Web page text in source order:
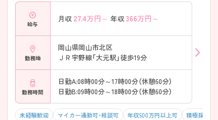
給与
月収 27.4万円～ 年収 366万円～
勤務地
岡山県岡山市北区
ＪＲ宇野線「大元駅」徒歩19分
勤務時間
日勤A:08時00分～17時00分（休憩60分）
日勤B:09時00分～18時00分（休憩60分）
未経験歓迎 マイカー通勤可・相談可 年収500万円以上可 積極採用中